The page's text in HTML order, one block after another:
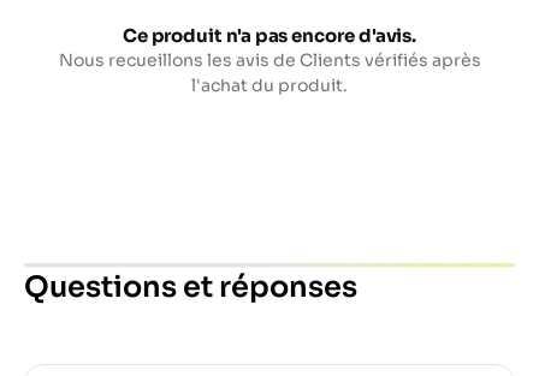
Ce produit n'a pas encore d'avis.
Nous recueillons les avis de Clients vérifiés après
l'achat du produit.
Questions et réponses